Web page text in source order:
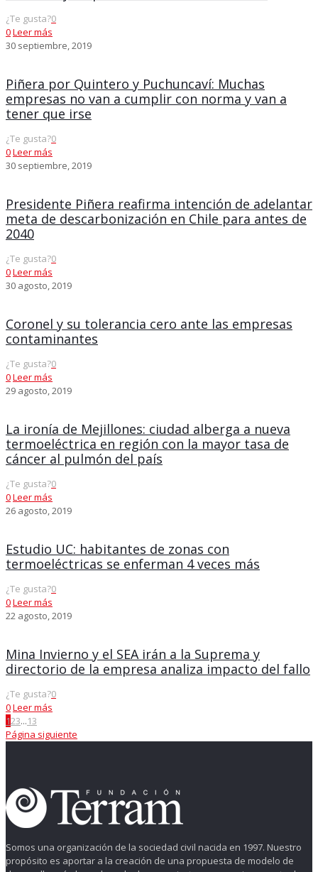
¿Te gusta?0
0Leer más
30 septiembre, 2019
Piñera por Quintero y Puchuncaví: Muchas
empresas no van a cumplir con norma y van a
tener que irse
¿Te gusta?0
0Leer más
30 septiembre, 2019
Presidente Piñera reafirma intención de adelantar
meta de descarbonización en Chile para antes de
2040
¿Te gusta?0
0Leer más
30 agosto, 2019
Coronel y su tolerancia cero ante las empresas
contaminantes
¿Te gusta?0
0Leer más
29 agosto, 2019
La ironía de Mejillones: ciudad alberga a nueva
termoeléctrica en región con la mayor tasa de
cáncer al pulmón del país
¿Te gusta?0
0Leer más
26 agosto, 2019
Estudio UC: habitantes de zonas con
termoeléctricas se enferman 4 veces más
¿Te gusta?0
0Leer más
22 agosto, 2019
Mina Invierno y el SEA irán a la Suprema y
directorio de la empresa analiza impacto del fallo
¿Te gusta?0
0Leer más
123...13
Página siguiente
Somos una organización de la sociedad civil nacida en 1997. Nuestro
propósito es aportar a la creación de una propuesta de modelo de